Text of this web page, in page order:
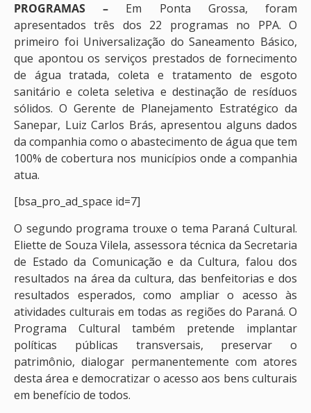
PROGRAMAS – Em Ponta Grossa, foram
apresentados três dos 22 programas no PPA. O
primeiro foi Universalização do Saneamento Básico,
que apontou os serviços prestados de fornecimento
de água tratada, coleta e tratamento de esgoto
sanitário e coleta seletiva e destinação de resíduos
sólidos. O Gerente de Planejamento Estratégico da
Sanepar, Luiz Carlos Brás, apresentou alguns dados
da companhia como o abastecimento de água que tem
100% de cobertura nos municípios onde a companhia
atua.
[bsa_pro_ad_space id=7]
O segundo programa trouxe o tema Paraná Cultural.
Eliette de Souza Vilela, assessora técnica da Secretaria
de Estado da Comunicação e da Cultura, falou dos
resultados na área da cultura, das benfeitorias e dos
resultados esperados, como ampliar o acesso às
atividades culturais em todas as regiões do Paraná. O
Programa Cultural também pretende implantar
políticas públicas transversais, preservar o
patrimônio, dialogar permanentemente com atores
desta área e democratizar o acesso aos bens culturais
em benefício de todos.